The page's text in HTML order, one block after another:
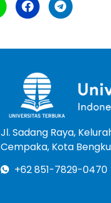
Jl. Sadang Raya,
Cempaka, Kota
+62 851-7829-0470